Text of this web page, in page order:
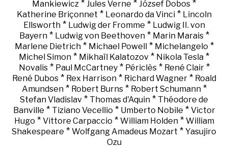
Mankiewicz * Jules Verne * József Dobos *
Katherine Briçonnet * Leonardo da Vinci* Lincoln
Ellsworth* Ludwig der Fromme * Ludwig II. von
Bayern* Ludwig von Beethoven* Marin Marais*
Marlene Dietrich* Michael Powell * Michelangelo *
Michel Simon * Mikhaïl Kalatozov * Nikola Tesla *
Novalis* Paul McCartney* Périclès* René Clair*
René Dubos* Rex Harrison* Richard Wagner* Roald
Amundsen* Robert Burns* Robert Schumann*
Stefan Vladislav * Thomas d'Aquin * Théodore de
Banville * Tiziano Vecellio * Umberto Nobile * Victor
Hugo * Vittore Carpaccio * William Holden* William
Shakespeare * Wolfgang Amadeus Mozart * Yasujiro
Ozu